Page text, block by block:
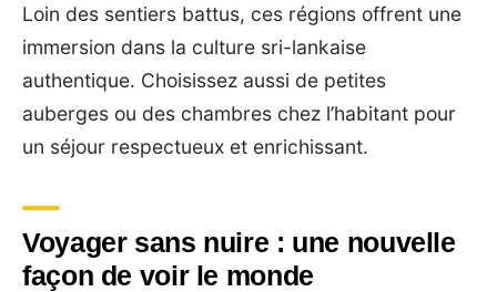
Loin des sentiers battus, ces régions offrent une
immersion dans la culture sri-lankaise
authentique. Choisissez aussi de petites
auberges ou des chambres chez l’habitant pour
un séjour respectueux et enrichissant.
Voyager sans nuire : une nouvelle
façon de voir le monde